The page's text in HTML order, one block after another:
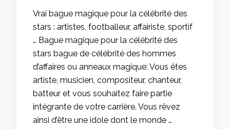
Vrai bague magique pour la célébrité des
stars : artistes, footballeur, affairiste, sportif
… Bague magique pour la célébrité des
stars bague de célébrité des hommes
d’affaires ou anneaux magique: Vous êtes
artiste, musicien, compositeur, chanteur,
batteur et vous souhaitez faire partie
intégrante de votre carrière. Vous rêvez
ainsi d’être une idole dont le monde …